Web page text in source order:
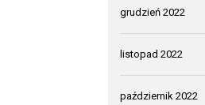
grudzień 2022
listopad 2022
październik 2022